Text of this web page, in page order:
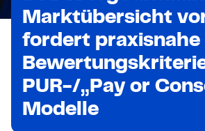
Marktübersicht
fordert praxisnahe
PUR-/„Pay or
Modelle